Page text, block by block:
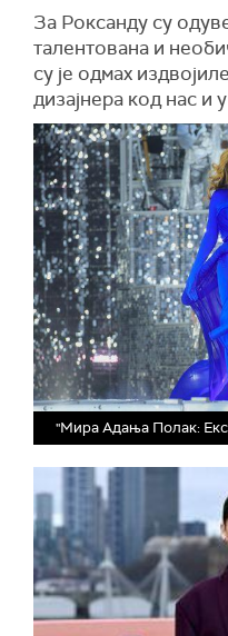
За Роксанду су
талентована и
су је одмах
дизајнера код нас и
"Мира Адања Полак: